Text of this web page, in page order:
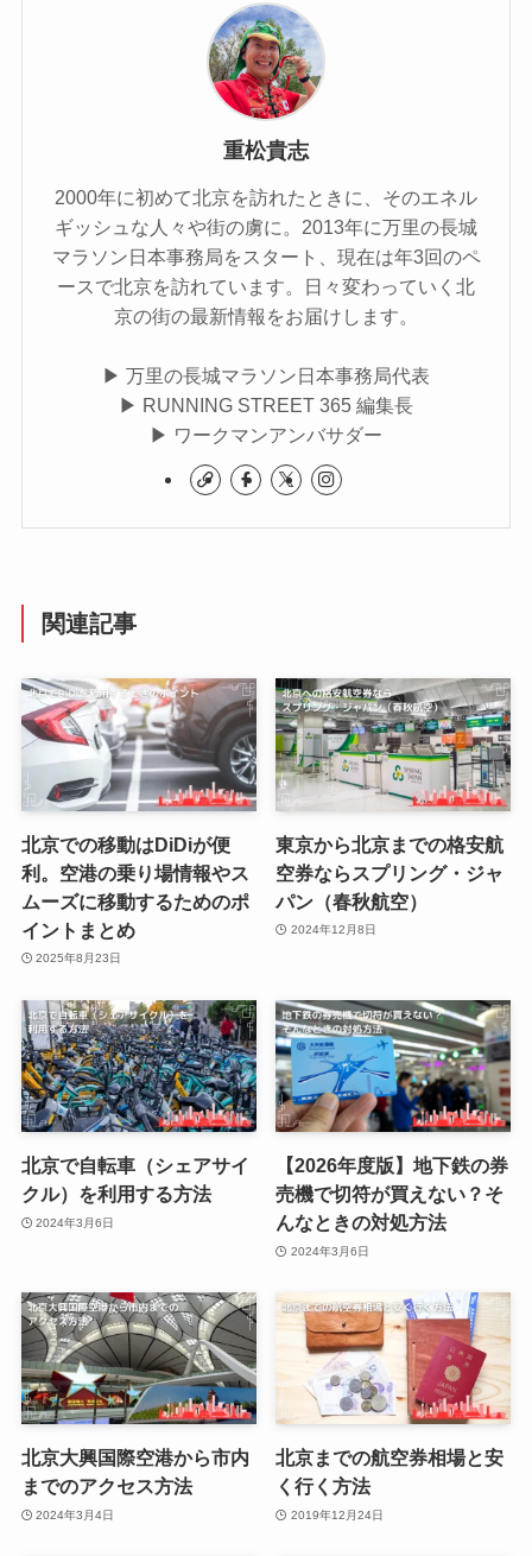
重松貴志
2000年に初めて北京を訪れたときに、そのエネル
ギッシュな人々や街の虜に。2013年に万里の長城
マラソン日本事務局をスタート、現在は年3回のペ
ースで北京を訪れています。日々変わっていく北
京の街の最新情報をお届けします。
▶ 万里の長城マラソン日本事務局代表
▶ RUNNING STREET 365 編集長
▶ ワークマンアンバサダー
関連記事
北京での移動はDiDiが便
利。空港の乗り場情報やス
ムーズに移動するためのポ
イントまとめ
2025年8月23日
東京から北京までの格安航
空券ならスプリング・ジャ
パン（春秋航空）
2024年12月8日
北京で自転車（シェアサイ
クル）を利用する方法
2024年3月6日
【2026年度版】地下鉄の券
売機で切符が買えない？そ
んなときの対処方法
2024年3月6日
北京大興国際空港から市内
までのアクセス方法
2024年3月4日
北京までの航空券相場と安
く行く方法
2019年12月24日